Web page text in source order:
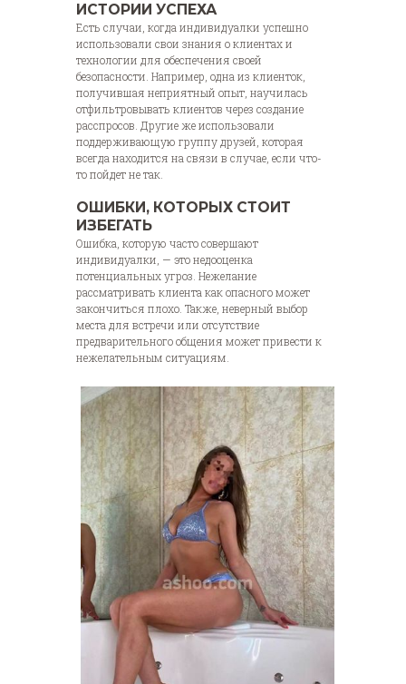
ИСТОРИИ УСПЕХА
Есть случаи, когда индивидуалки успешно
использовали свои знания о клиентах и
технологии для обеспечения своей
безопасности. Например, одна из клиенток,
получившая неприятный опыт, научилась
отфильтровывать клиентов через создание
расспросов. Другие же использовали
поддерживающую группу друзей, которая
всегда находится на связи в случае, если что-
то пойдет не так.
ОШИБКИ, КОТОРЫХ СТОИТ
ИЗБЕГАТЬ
Ошибка, которую часто совершают
индивидуалки, — это недооценка
потенциальных угроз. Нежелание
рассматривать клиента как опасного может
закончиться плохо. Также, неверный выбор
места для встречи или отсутствие
предварительного общения может привести к
нежелательным ситуациям.